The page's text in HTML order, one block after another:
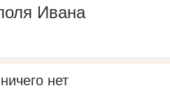
Ивана
нет